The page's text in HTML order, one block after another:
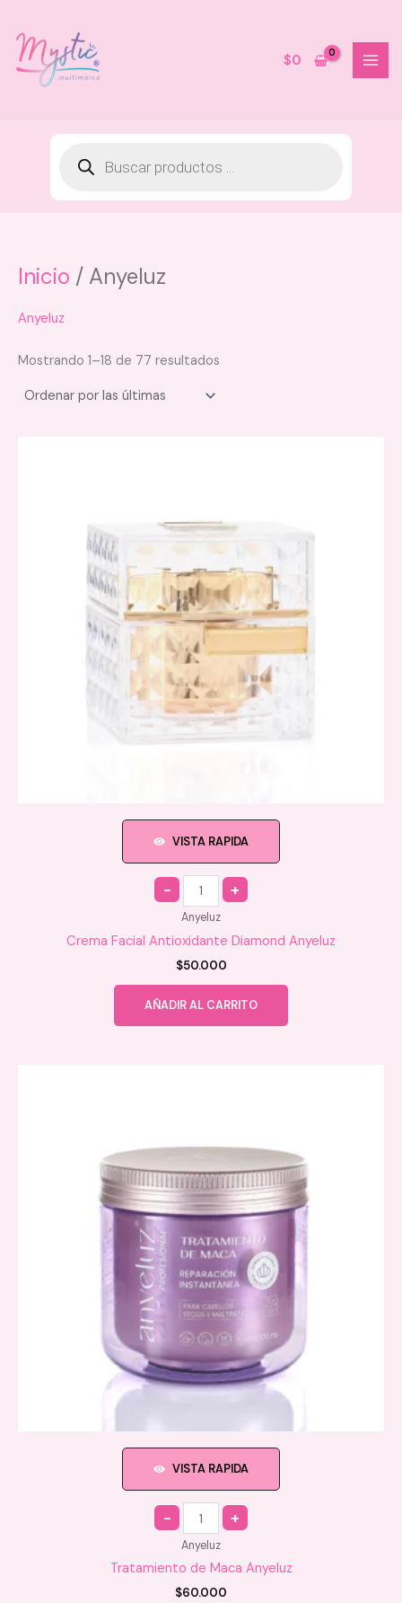
contenido
$0
Inicio / Anyeluz
Anyeluz
Mostrando 1–18 de 77 resultados
VISTA RAPIDA
Quantity
Anyeluz
Crema Facial Antioxidante Diamond Anyeluz
$50.000
AÑADIR AL CARRITO
VISTA RAPIDA
Quantity
Anyeluz
Tratamiento de Maca Anyeluz
$60.000
Crema Para Peinar 500g Etniker